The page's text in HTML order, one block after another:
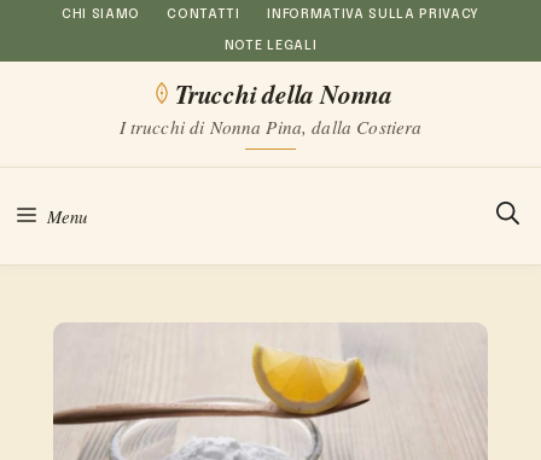
al
CHI SIAMO CONTATTI INFORMATIVA SULLA PRIVACY
NOTE LEGALI
Trucchi della Nonna
I trucchi di Nonna Pina, dalla Costiera
Menu